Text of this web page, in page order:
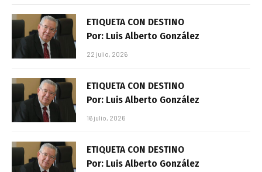
ETIQUETA CON DESTINO
Por: Luis Alberto González
22 julio, 2026
ETIQUETA CON DESTINO
Por: Luis Alberto González
16 julio, 2026
ETIQUETA CON DESTINO
Por: Luis Alberto González